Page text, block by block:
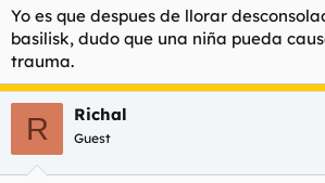
Yo es que despues de llorar
basilisk, dudo que una niña pueda
trauma.
R Richal
Guest